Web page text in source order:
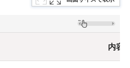
内容